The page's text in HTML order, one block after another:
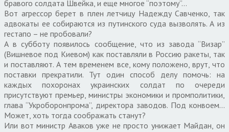
бравого солдата Швейка, и еще многое “поэтому”…
Вот агрессор берет в плен летчицу Надежду Савченко, так
адвокаты ее собираются из путинского суда вызволять. А из
гестапо – не пробовали?
А в субботу появилось сообщение, что из завода “Визар”
(Вишневое под Киевом) как поставляли в Россию ракеты, так
и поставляют. А тем временем все, кому положено, врут, что
поставки прекратили. Тут один способ делу помочь: на
каждых похоронах украинских солдат по очереди
присутствуют премьер, министры экономики и промполитики,
глава “Укроборонпрома”, директора заводов. Под конвоем…
Может, хоть тогда соображать станут?
Или вот министр Аваков уже не просто унижает Майдан, он